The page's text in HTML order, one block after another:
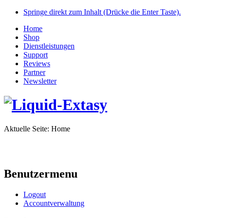
Springe direkt zum Inhalt (Drücke die Enter Taste).
Home
Shop
Dienstleistungen
Support
Reviews
Partner
Newsletter
Aktuelle Seite: Home
Benutzermenu
Logout
Accountverwaltung